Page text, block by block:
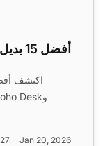
أفضل 15 بديل لـ Freshdesk لعام 2025
Jan 20, 2026 27 دقائق للقراءة